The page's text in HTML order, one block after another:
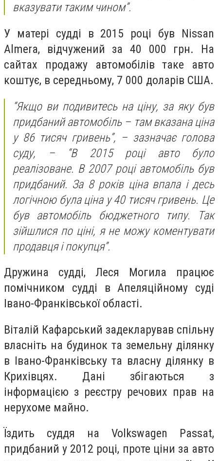
вказувати таким чином”.
У матері судді в 2015 році був Nissan
Almera, відчужений за 40 000 грн. На
сайтах продажу автомобілів таке авто
коштує, в середньому, 7 000 доларів США.
“Якщо ви подивитесь на ціну, за яку був
придбаний автомобіль – там вказана ціна
у 86 тисяч гривень”, – зазначає голова
суду, – “В 2015 році авто було
реалізоване. В 2007 році автомобіль був
придбаний. За 8 років ціна впала і десь
логічною була ціна у 40 тисяч гривень. Це
був автомобіль бюджетного типу. Так
зійшлися по ціні, я не можу коментувати
продавця і покупця”.
Дружина судді, Леся Могила працює
помічником судді в Апеляційному суді
Івано-Франківської області.
Віталій Кафарський задекларував спільну
власніть на будинок та земельну ділянку
в Івано-Франківську та власну ділянку в
Крихівцях. Дані збігаються з
інформацією з реєстру речових прав на
нерухоме майно.
Їздить суддя на Volkswagen Passat,
придбаний у 2012 році, проте ціни за авто